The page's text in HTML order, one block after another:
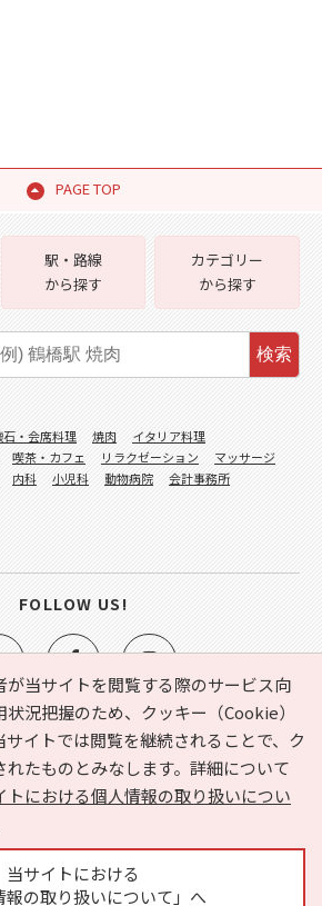
PAGE TOP
が当サイトを閲覧する際のサービス向
状況把握のため、クッキー（Cookie）
イトでは閲覧を継続されることで、ク
れたものとみなします。詳細について
トにおける個人情報の取り扱いについ
当サイトにおける
報の取り扱いについて」へ
）とは？ お気に入り
ヘルプ
報の取り扱いについて
運営会社
広告掲載に関するお問い合わせ
駅・路線
から探す
カテゴリー
から探す
検索
石・会席料理 焼肉
イタリア料理
喫茶・カフェ リラクゼーション
マッサージ
内科 小児科 動物病院
会計事務所
FOLLOW US!